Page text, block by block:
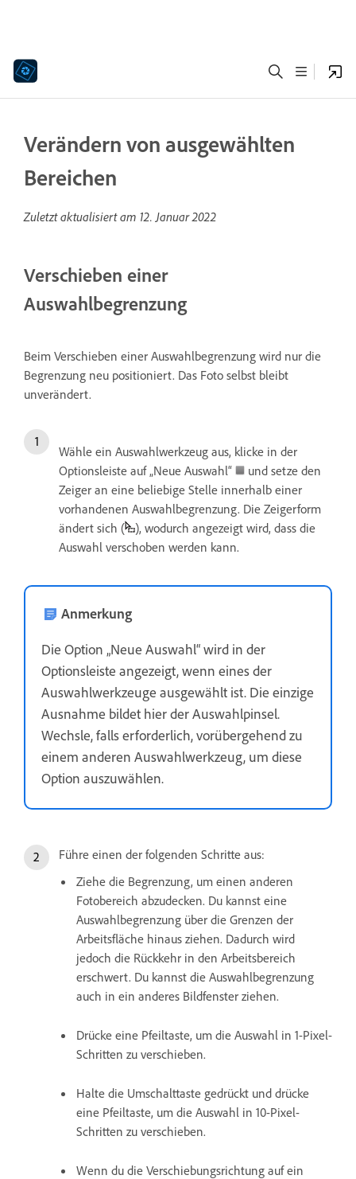
Verändern von ausgewählten
Bereichen
Zuletzt aktualisiert am 12. Januar 2022
Verschieben einer
Auswahlbegrenzung
Beim Verschieben einer Auswahlbegrenzung wird nur die
Begrenzung neu positioniert. Das Foto selbst bleibt
unverändert.
Wähle ein Auswahlwerkzeug aus, klicke in der
Optionsleiste auf „Neue Auswahl“
und setze den
Zeiger an eine beliebige Stelle innerhalb einer
vorhandenen Auswahlbegrenzung. Die Zeigerform
ändert sich (
), wodurch angezeigt wird, dass die
Auswahl verschoben werden kann.
Anmerkung
Die Option „Neue Auswahl“ wird in der
Optionsleiste angezeigt, wenn eines der
Auswahlwerkzeuge ausgewählt ist. Die einzige
Ausnahme bildet hier der Auswahlpinsel.
Wechsle, falls erforderlich, vorübergehend zu
einem anderen Auswahlwerkzeug, um diese
Option auszuwählen.
Führe einen der folgenden Schritte aus:
Ziehe die Begrenzung, um einen anderen
Fotobereich abzudecken. Du kannst eine
Auswahlbegrenzung über die Grenzen der
Arbeitsfläche hinaus ziehen. Dadurch wird
jedoch die Rückkehr in den Arbeitsbereich
erschwert. Du kannst die Auswahlbegrenzung
auch in ein anderes Bildfenster ziehen.
Drücke eine Pfeiltaste, um die Auswahl in 1-Pixel-
Schritten zu verschieben.
Halte die Umschalttaste gedrückt und drücke
eine Pfeiltaste, um die Auswahl in 10-Pixel-
Schritten zu verschieben.
Wenn du die Verschiebungsrichtung auf ein